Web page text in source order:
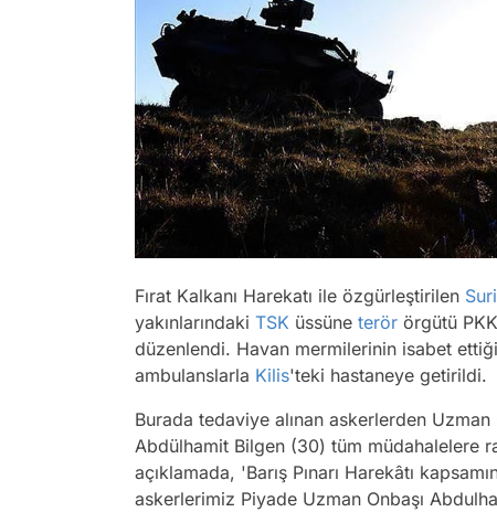
Fırat Kalkanı Harekatı ile özgürleştirilen
yakınlarındaki TSK üssüne terör örgütü
düzenlendi. Havan mermilerinin isabet
ambulanslarla Kilis'teki hastaneye getirildi.
Burada tedaviye alınan askerlerden
Abdülhamit Bilgen (30) tüm müdahalelere
açıklamada, 'Barış Pınarı Harekâtı
askerlerimiz Piyade Uzman Onbaşı